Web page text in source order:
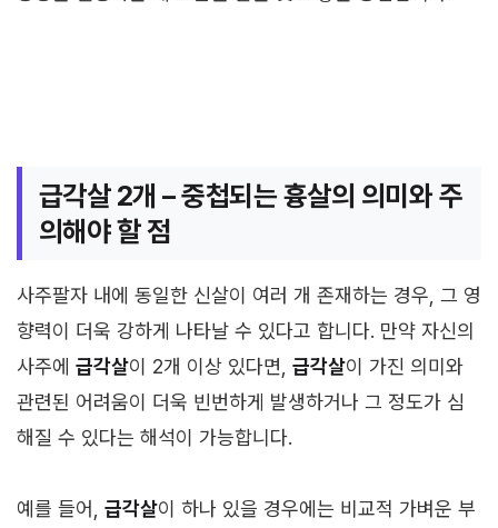
급각살 2개 – 중첩되는 흉살의 의미와 주
의해야 할 점
사주팔자 내에 동일한 신살이 여러 개 존재하는 경우, 그 영
향력이 더욱 강하게 나타날 수 있다고 합니다. 만약 자신의
사주에 급각살이 2개 이상 있다면, 급각살이 가진 의미와
관련된 어려움이 더욱 빈번하게 발생하거나 그 정도가 심
해질 수 있다는 해석이 가능합니다.
예를 들어, 급각살이 하나 있을 경우에는 비교적 가벼운 부